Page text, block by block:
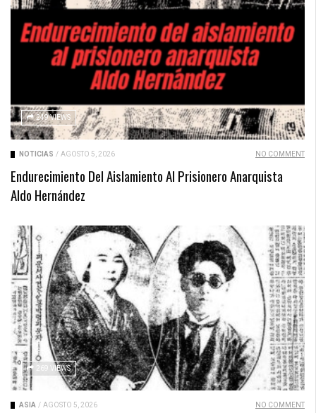
249 VIEWS
NOTICIAS / AGOSTO 5, 2026 NO COMMENT
Endurecimiento Del Aislamiento Al Prisionero Anarquista
Aldo Hernández
269 VIEWS
ASIA / AGOSTO 5, 2026 NO COMMENT